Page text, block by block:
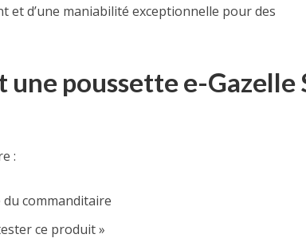
et d’une maniabilité exceptionnelle pour des
poussette e-Gazelle
:
commanditaire
ce produit »